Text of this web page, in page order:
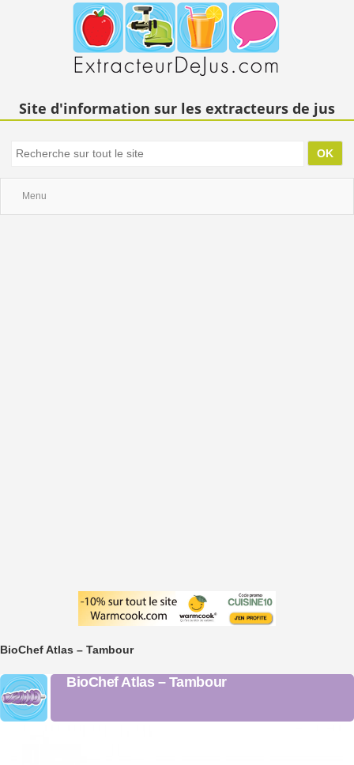
Site d'information sur les extracteurs de jus
Menu
BioChef Atlas – Tambour
BioChef Atlas – Tambour